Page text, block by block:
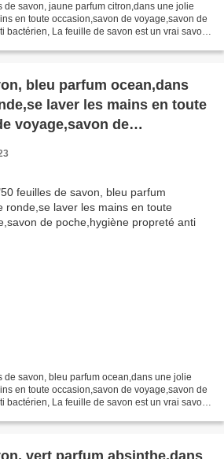
de savon, jaune parfum citron,dans une jolie
en toute occasion,savon de voyage,savon de
bactérien, La feuille de savon est un vrai savon
bleu parfum ocean,dans
laver les mains en toute
voyage,savon de
anti bactérien
de savon, bleu parfum ocean,dans une jolie
en toute occasion,savon de voyage,savon de
bactérien, La feuille de savon est un vrai savon
vert parfum absinthe,dans